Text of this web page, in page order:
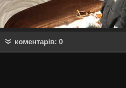
коментарів: 0